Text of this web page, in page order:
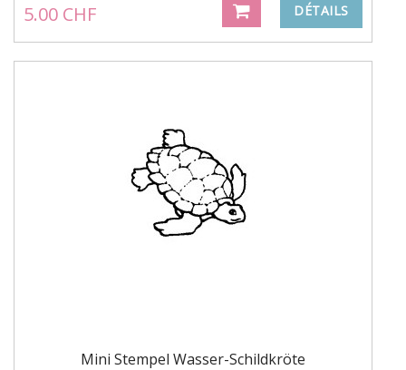
5.00 CHF DÉTAILS
Mini Stempel Wasser-Schildkröte